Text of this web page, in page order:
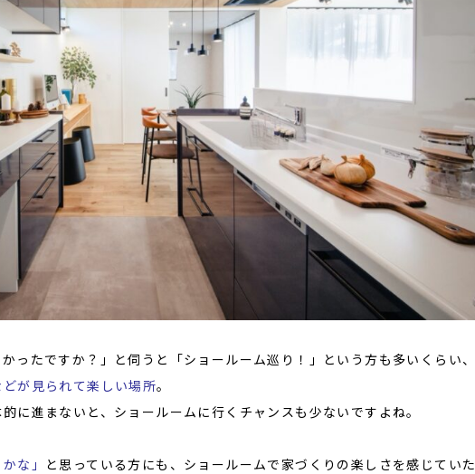
ったですか？」と伺うと「ショールーム巡り！」という方も多いくらい、
が見られて楽しい場所。
に進まないと、ショールームに行くチャンスも少ないですよね。
な」
と思っている方にも、ショールームで家づくりの楽しさを感じていた